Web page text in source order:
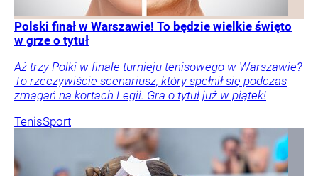
Polski finał w Warszawie! To będzie wielkie święto
w grze o tytuł
Aż trzy Polki w finale turnieju tenisowego w Warszawie?
To rzeczywiście scenariusz, który spełnił się podczas
zmagań na kortach Legii. Gra o tytuł już w piątek!
TenisSport